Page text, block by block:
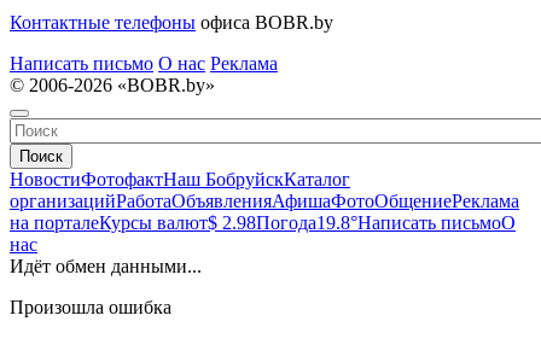
Контактные телефоны офиса BOBR.by
Написать письмо О нас Реклама
© 2006-2026 «BOBR.by»
Поиск
НовостиФотофактНаш БобруйскКаталог
организацийРаботаОбъявленияАфишаФотоОбщениеРеклама
на порталеКурсы валют$ 2.98Погода19.8°Написать письмоО
нас
Идёт обмен данными...
Произошла ошибка